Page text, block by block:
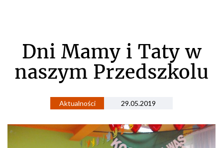
Dni Mamy i Taty w
naszym Przedszkolu
Aktualności 29.05.2019